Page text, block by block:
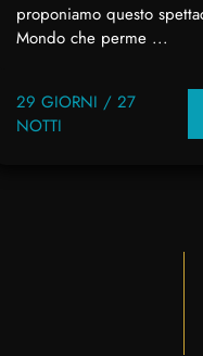
proponiamo questo
Mondo che perme ...
29 GIORNI / 27
NOTTI